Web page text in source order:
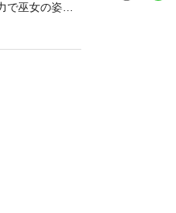
巫女の姿に